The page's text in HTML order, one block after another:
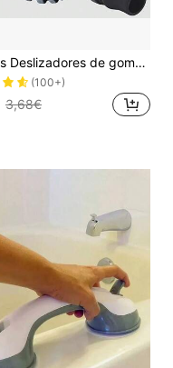
2 piezas Deslizadores de goma para andador, almohadillas antideslizantes para los pies, deslizadores universales para andador para movilidad fácil en interiores y exteriores, accesorios de ayuda para caminar duraderos y resistentes al desgaste
(100+)
3,68€